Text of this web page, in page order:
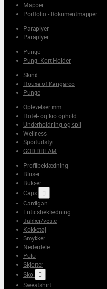
Mapper
Portfolio - Dokumentmapper
Paraplyer
Paraplyer
Punge
Pung- Kort Holder
Skind
House of Kangaroo
Punge
Oplevelser mm
Hotel- og kro ophold
Underholdning og spil
Wellness
Sportudstyr
GOD DREAM
Profilbeklædning
Bluser
Bukser
Caps

Cardigan
Fritidsbeklædning
Jakker/veste
Kokketøj
Smykker
Nederdele
Polo
Skjorter
Sko

Sweatshirt